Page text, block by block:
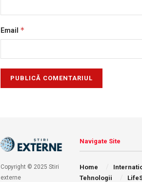
Email *
Copyright © 2025 Stiri
externe
Navigate Site
Home
Tehnologii